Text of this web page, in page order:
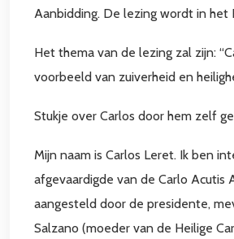
Aanbidding. De lezing wordt in het
Het thema van de lezing zal zijn:
voorbeeld van zuiverheid en
Stukje over Carlos door hem zelf
Mijn naam is Carlos Leret. Ik ben
afgevaardigde van de Carlo Acutis
aangesteld door de presidente,
Salzano (moeder van de Heilige